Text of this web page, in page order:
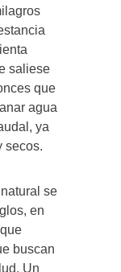
saliese
que
agua
ya
secos.
se
en
buscan
Un